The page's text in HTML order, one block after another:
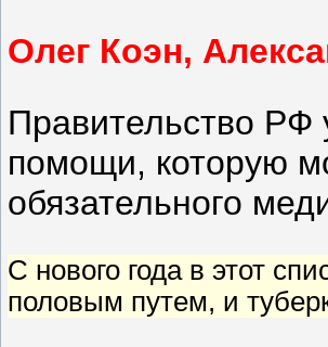
Олег Коэн,
Правительство РФ
помощи, которую
обязательного
С нового года в этот
половым путем, и